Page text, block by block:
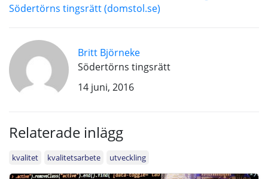
Södertörns tingsrätt (domstol.se)
Britt Björneke
Södertörns tingsrätt
14 juni, 2016
Relaterade inlägg
kvalitet kvalitetsarbete utveckling